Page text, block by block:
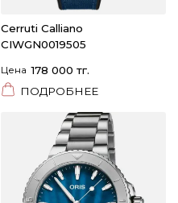
Cerruti Calliano
CIWGN0019505
Цена 178 000 тг.
ПОДРОБНЕЕ